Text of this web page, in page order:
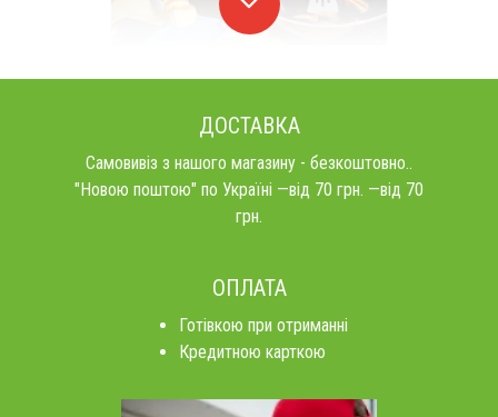
ДОСТАВКА
Самовивіз з нашого магазину - безкоштовно..
"Новою поштою" по Україні —від 70 грн. —від 70
грн.
ОПЛАТА
Готівкою при отриманні
Кредитною карткою